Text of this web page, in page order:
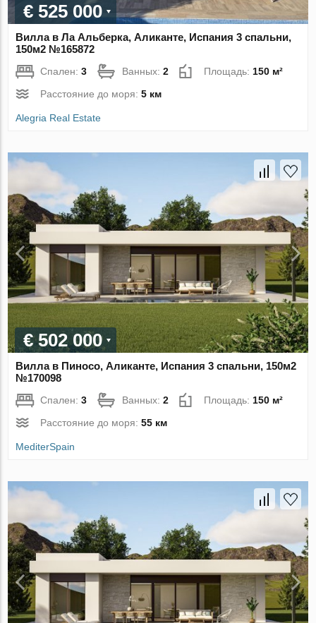
€ 525 000
Вилла в Ла Альберка, Аликанте, Испания 3 спальни,
150м2 №165872
Спален:3 Ванных:2 Площадь:150 м²
Расстояние до моря:5 км
Alegria Real Estate
€ 502 000
Вилла в Пиносо, Аликанте, Испания 3 спальни, 150м2
№170098
Спален:3 Ванных:2 Площадь: 150 м²
Расстояние до моря:55 км
MediterSpain